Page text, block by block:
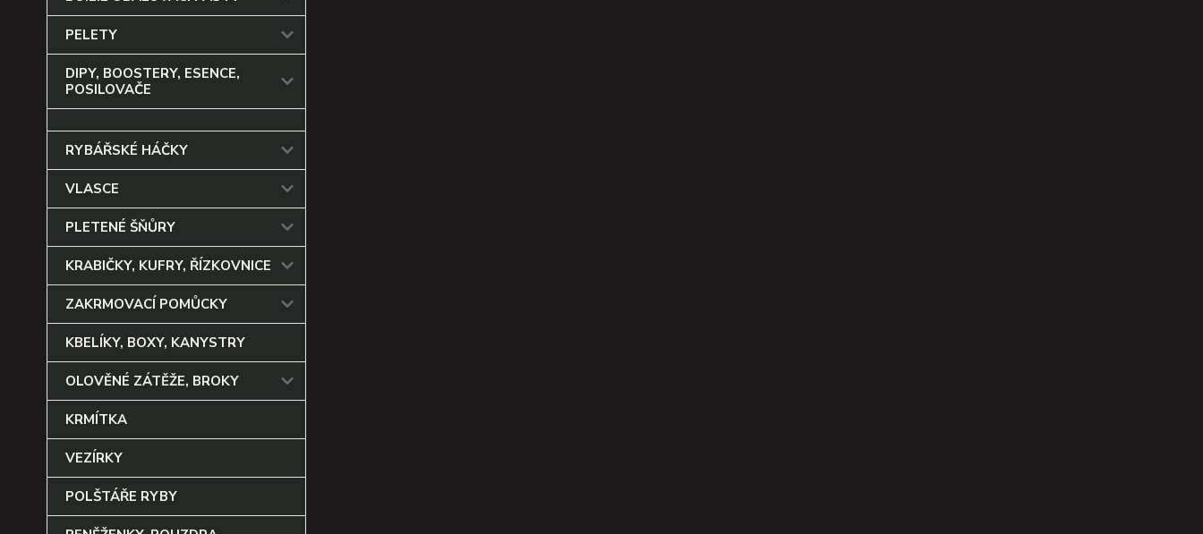
PELETY
DIPY, BOOSTERY, ESENCE,
POSILOVAČE
RYBÁŘSKÉ HÁČKY
VLASCE
PLETENÉ ŠŇŮRY
KRABIČKY, KUFRY, ŘÍZKOVNICE
ZAKRMOVACÍ POMŮCKY
KBELÍKY, BOXY, KANYSTRY
OLOVĚNÉ ZÁTĚŽE, BROKY
KRMÍTKA
VEZÍRKY
POLŠTÁŘE RYBY